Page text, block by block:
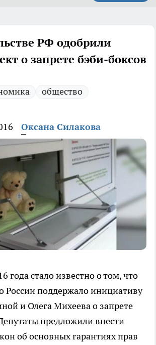
РФ одобрили
о запрете бэби-боксов
общество
Оксана Силакова
года стало известно о том, что
России поддержало инициативу
и Олега Михеева о запрете
предложили внести
об основных гарантиях прав